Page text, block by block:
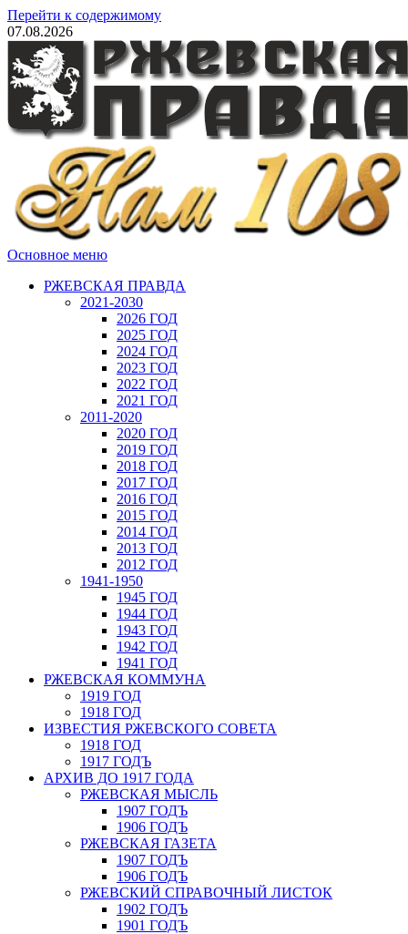
Перейти к содержимому
07.08.2026
Основное меню
РЖЕВСКАЯ ПРАВДА
2021-2030
2026 ГОД
2025 ГОД
2024 ГОД
2023 ГОД
2022 ГОД
2021 ГОД
2011-2020
2020 ГОД
2019 ГОД
2018 ГОД
2017 ГОД
2016 ГОД
2015 ГОД
2014 ГОД
2013 ГОД
2012 ГОД
1941-1950
1945 ГОД
1944 ГОД
1943 ГОД
1942 ГОД
1941 ГОД
РЖЕВСКАЯ КОММУНА
1919 ГОД
1918 ГОД
ИЗВЕСТИЯ РЖЕВСКОГО СОВЕТА
1918 ГОД
1917 ГОДЪ
АРХИВ ДО 1917 ГОДА
РЖЕВСКАЯ МЫСЛЬ
1907 ГОДЪ
1906 ГОДЪ
РЖЕВСКАЯ ГАЗЕТА
1907 ГОДЪ
1906 ГОДЪ
РЖЕВСКИЙ СПРАВОЧНЫЙ ЛИСТОК
1902 ГОДЪ
1901 ГОДЪ